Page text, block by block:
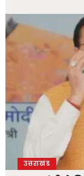
उत्तराखंड